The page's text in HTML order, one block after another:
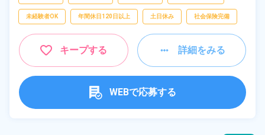
未経験者OK 年間休日120日以上 土日休み 社会保険完備
キープする 詳細をみる
WEBで応募する